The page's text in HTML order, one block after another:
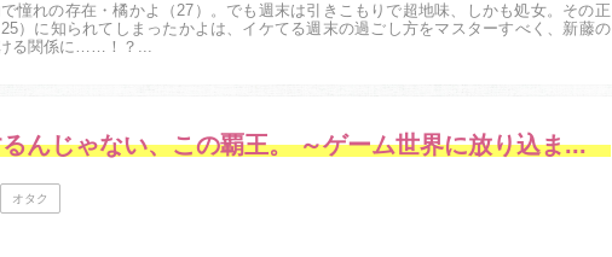
憧れの存在・橘かよ（27）。でも週末は引きこもりで超地味、しかも処女。その正
）に知られてしまったかよは、イケてる週末の過ごし方をマスターすべく、新藤の
る関係に……！？...
ヒトを勝手に参謀にするんじゃない、この覇王。 ～ゲーム世界に放り込まれたオタクの苦労～
オタク